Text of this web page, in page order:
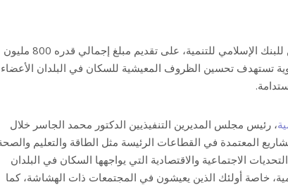
وافق مجلس المديرين التنفيذيين للبنك الإسلامي للتنمية، على تقديم مبلغ إجمالي قدره 800 مليون
تستهدف تحسين الظروف المعيشية للسكان في البلدان
، رئيس مجلس المديرين التنفيذيين الدكتور محمد الجاسر خلال
المعتمدة في القطاعات الرئيسة مثل الطاقة والتعليم
الاجتماعية والاقتصادية التي يواجهها السكان في البلدان
خاصة أولئك الذين يعيشون في المجتمعات ذات الهشاشة، كما